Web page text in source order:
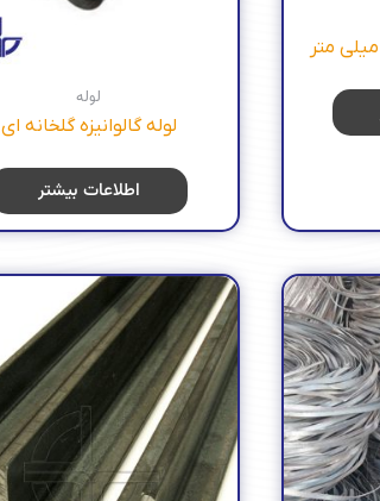
لوله
لوله گالوانيزه گلخانه ای
اطلاعات بیشتر